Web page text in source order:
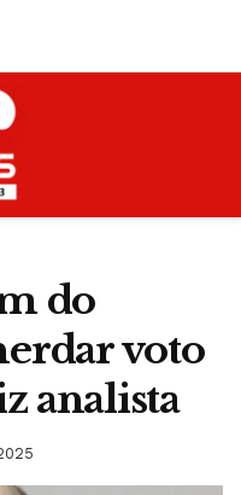
do
voto
analista